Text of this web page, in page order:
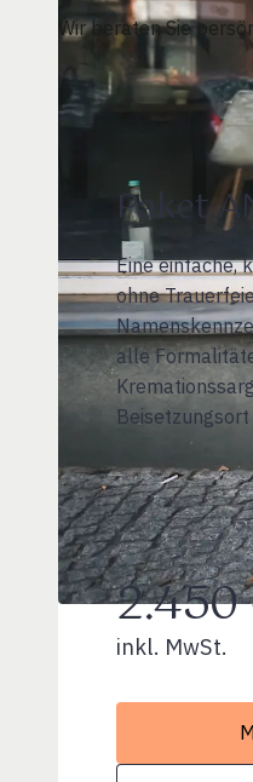
Wir beraten Sie
Paket
Eine einfache,
ohne
alle
Beisetzungsort
inkl. MwSt.